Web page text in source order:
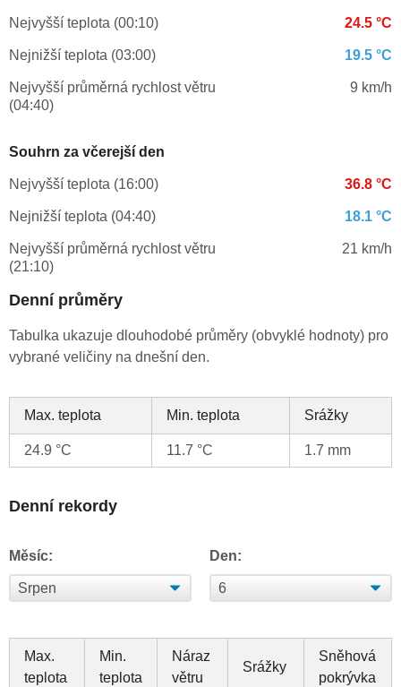
Nejvyšší teplota (00:10) 24.5 °C
Nejnižší teplota (03:00) 19.5 °C
Nejvyšší průměrná rychlost větru
(04:40)
9 km/h
Souhrn za včerejší den
Nejvyšší teplota (16:00) 36.8 °C
Nejnižší teplota (04:40) 18.1 °C
Nejvyšší průměrná rychlost větru
(21:10)
21 km/h
Denní průměry
Tabulka ukazuje dlouhodobé průměry (obvyklé hodnoty) pro
vybrané veličiny na dnešní den.
Max. teplota Min. teplota Srážky
24.9 °C 11.7 °C 1.7 mm
Denní rekordy
Měsíc: Den:
Max.
teplota
Min.
teplota
Náraz
větru
Srážky
Sněhová
pokrývka